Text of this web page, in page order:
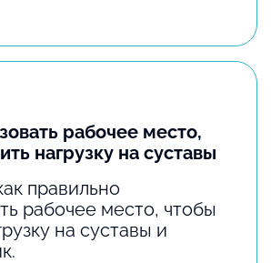
рабочее место,
нагрузку на суставы
правильно
рабочее место, чтобы
на суставы и